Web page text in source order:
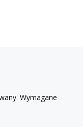
Wymagane